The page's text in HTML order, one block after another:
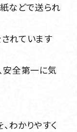
などで送られ
れています
安全第一に気
わかりやすく